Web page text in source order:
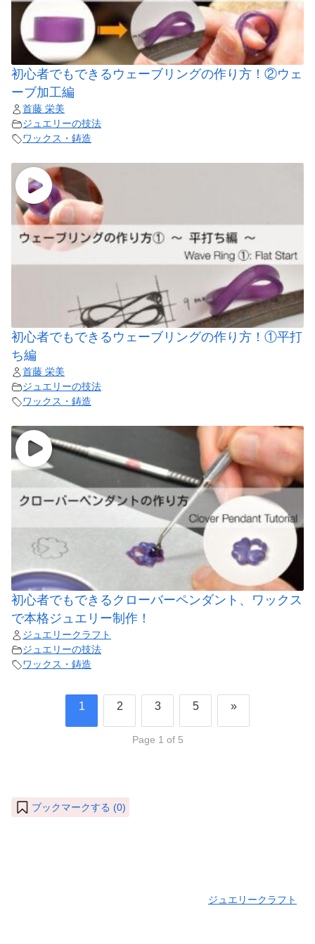
初心者でもできるウェーブリングの作り方！②ウェ
ーブ加工編
首藤 栄美
ジュエリーの技法
ワックス・鋳造
初心者でもできるウェーブリングの作り方！①平打
ち編
首藤 栄美
ジュエリーの技法
ワックス・鋳造
初心者でもできるクローバーペンダント、ワックス
で本格ジュエリー制作！
ジュエリークラフト
ジュエリーの技法
ワックス・鋳造
1 2 3 5 »
Page 1 of 5
ブックマークする (0)
ジュエリークラフト